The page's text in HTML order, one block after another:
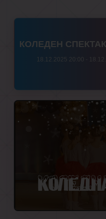
18.12.2025 20:00 -